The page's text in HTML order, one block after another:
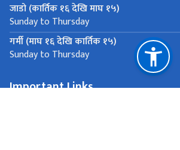
जाडो (कार्तिक १६ देखि माघ १५)
Sunday to Thursday
गर्मी (माघ १६ देखि कार्तिक १५)
Sunday to Thursday
Important Links